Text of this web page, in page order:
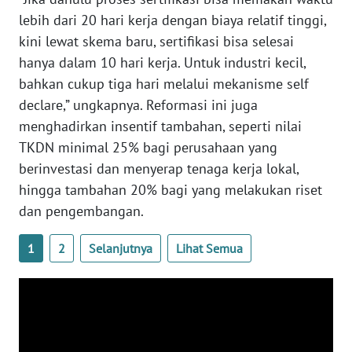
lebih dari 20 hari kerja dengan biaya relatif tinggi,
kini lewat skema baru, sertifikasi bisa selesai
hanya dalam 10 hari kerja. Untuk industri kecil,
bahkan cukup tiga hari melalui mekanisme self
declare,” ungkapnya. Reformasi ini juga
menghadirkan insentif tambahan, seperti nilai
TKDN minimal 25% bagi perusahaan yang
berinvestasi dan menyerap tenaga kerja lokal,
hingga tambahan 20% bagi yang melakukan riset
dan pengembangan.
1 2 Selanjutnya Lihat Semua
WN
NUSANTARA
WN
WN
JATIM
WN
BALI